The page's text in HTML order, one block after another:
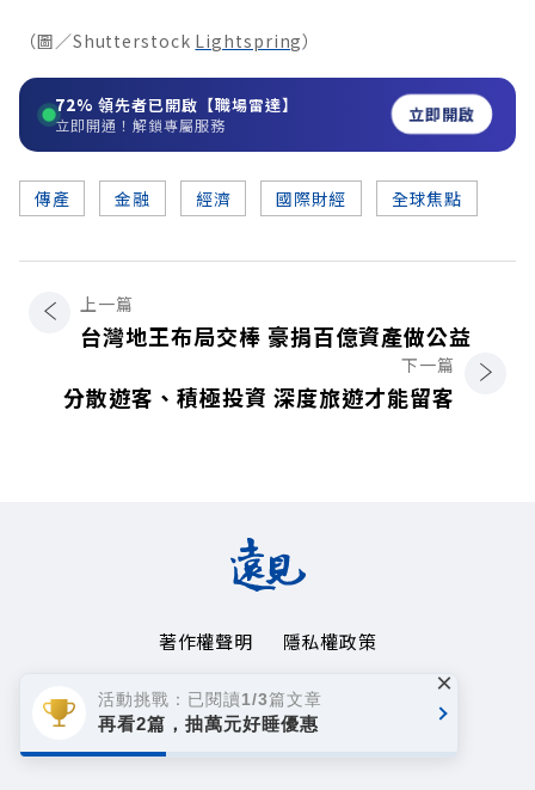
（圖／Shutterstock Lightspring）
72% 領先者已開啟【職場雷達】
立即開通！解鎖專屬服務 立即開啟
傳產 金融 經濟 國際財經 全球焦點
上一篇
台灣地王布局交棒 豪捐百億資產做公益
下一篇
分散遊客、積極投資 深度旅遊才能留客
著作權聲明
隱私權政策
Copyright© 1999~2026
遠見天下文化事業群. All rights reserved.
活動挑戰：已閱讀1/3篇文章
再看2篇，抽萬元好睡優惠
×